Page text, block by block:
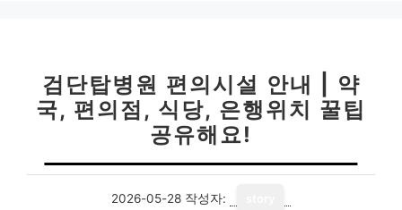
검단탑병원 편의시설 안내 | 약
국, 편의점, 식당, 은행위치 꿀팁
공유해요!
2026-05-28 작성자: